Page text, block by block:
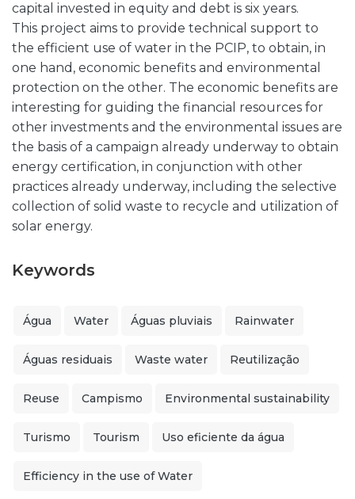
capital invested in equity and debt is six years.
This project aims to provide technical support to
the efficient use of water in the PCIP, to obtain, in
one hand, economic benefits and environmental
protection on the other. The economic benefits are
interesting for guiding the financial resources for
other investments and the environmental issues are
the basis of a campaign already underway to obtain
energy certification, in conjunction with other
practices already underway, including the selective
collection of solid waste to recycle and utilization of
solar energy.
Keywords
Água Water Águas pluviais Rainwater
Águas residuais Waste water Reutilização
Reuse Campismo Environmental sustainability
Turismo Tourism Uso eficiente da água
Efficiency in the use of Water